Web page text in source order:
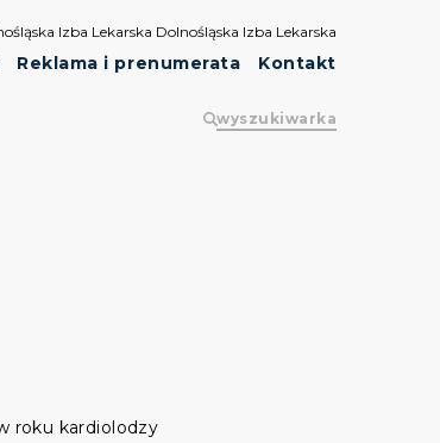
Izba Lekarska Dolnośląska Izba Lekarska
Reklama i prenumerata Kontakt
wyszukiwarka
roku kardiolodzy